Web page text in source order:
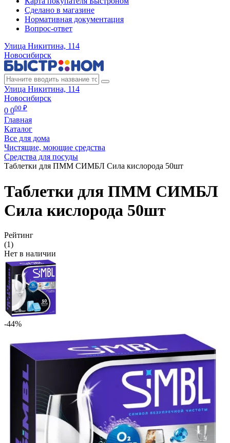
Сделано в магазине
Нормативная документация
Вопрос-ответ
Улица Никитина, 114
Новосибирск
Улица Никитина, 114
Новосибирск
0 000 ₽
Главная
Каталог
Все для дома
Чистящие, моющие средства
Средства для посуды
Таблетки для ПММ СИМБЛ Сила кислорода 50шт
Таблетки для ПММ СИМБЛ
Сила кислорода 50шт
Рейтинг
(1)
Нет в наличии
-44%